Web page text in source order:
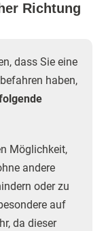
Richtung
dass Sie eine
haben,
Möglichkeit,
andere
oder zu
auf
da dieser